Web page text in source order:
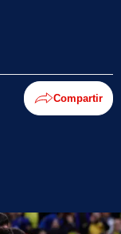
Compartir